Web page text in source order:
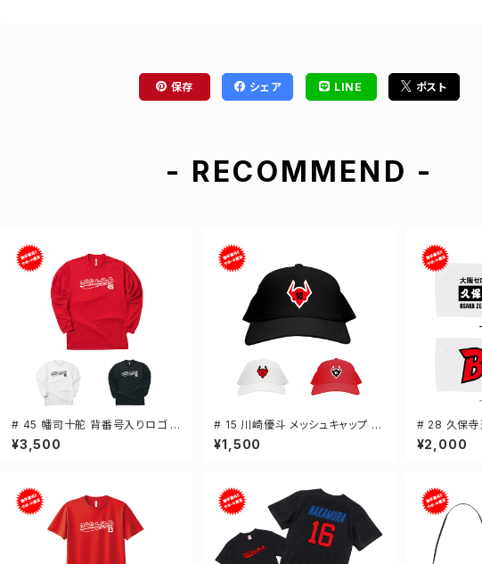
保存 シェア LINE ポスト
- RECOMMEND -
# 45 幡司十舵 背番号入りロゴ ド
ライTシャツ 長袖 選手還元 3カラ
ー S-5Lサイズ 000304
¥3,500
# 15 川崎優斗 メッシュキャップ 選
手還元 3カラー 000700
¥1,500
# 28 久保寺
選手還元 2
¥2,000